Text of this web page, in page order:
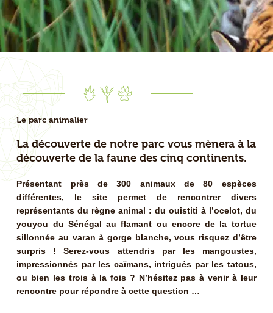
Le parc animalier
La découverte de notre parc vous mènera à la
découverte de la faune des cinq continents.
Présentant près de 300 animaux de 80 espèces
différentes, le site permet de rencontrer divers
représentants du règne animal : du ouistiti à l’ocelot, du
youyou du Sénégal au flamant ou encore de la tortue
sillonnée au varan à gorge blanche, vous risquez d’être
surpris ! Serez-vous attendris par les mangoustes,
impressionnés par les caïmans, intrigués par les tatous,
ou bien les trois à la fois ? N’hésitez pas à venir à leur
rencontre pour répondre à cette question …